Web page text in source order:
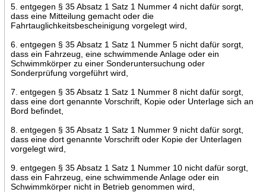
5. entgegen § 35 Absatz 1 Satz 1 Nummer 4 nicht dafür sorgt,
dass eine Mitteilung gemacht oder die
Fahrtauglichkeitsbescheinigung vorgelegt wird,
6. entgegen § 35 Absatz 1 Satz 1 Nummer 5 nicht dafür sorgt,
dass ein Fahrzeug, eine schwimmende Anlage oder ein
Schwimmkörper zu einer Sonderuntersuchung oder
Sonderprüfung vorgeführt wird,
7. entgegen § 35 Absatz 1 Satz 1 Nummer 8 nicht dafür sorgt,
dass eine dort genannte Vorschrift, Kopie oder Unterlage sich an
Bord befindet,
8. entgegen § 35 Absatz 1 Satz 1 Nummer 9 nicht dafür sorgt,
dass eine dort genannte Vorschrift oder Kopie der Unterlagen
vorgelegt wird,
9. entgegen § 35 Absatz 1 Satz 1 Nummer 10 nicht dafür sorgt,
dass ein Fahrzeug, eine schwimmende Anlage oder ein
Schwimmkörper nicht in Betrieb genommen wird,